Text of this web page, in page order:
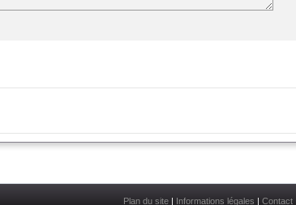
Plan du site| Informations légales | Contact